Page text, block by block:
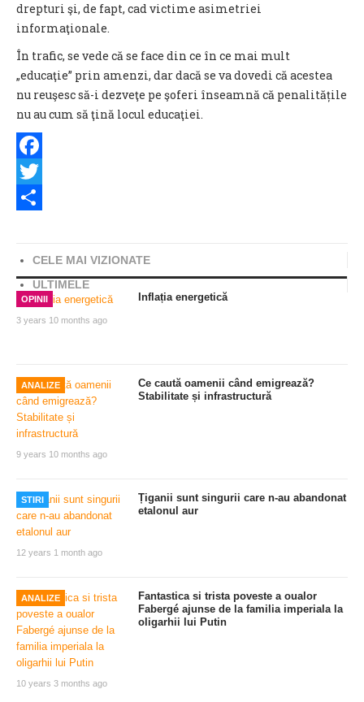
drepturi şi, de fapt, cad victime asimetriei
informaţionale.
În trafic, se vede că se face din ce în ce mai mult
„educaţie” prin amenzi, dar dacă se va dovedi că acestea
nu reuşesc să-i dezveţe pe şoferi înseamnă că penalitățile
nu au cum să ţină locul educaţiei.
Facebook
Twitter
CELE MAI VIZIONATE
ULTIMELE
OPINII
3 years 10 months ago
Inflația energetică
ANALIZE
9 years 10 months ago
Ce caută oamenii când emigrează?
Stabilitate și infrastructură
STIRI
12 years 1 month ago
Țiganii sunt singurii care n-au abandonat
etalonul aur
ANALIZE
10 years 3 months ago
Fantastica si trista poveste a oualor
Fabergé ajunse de la familia imperiala la
oligarhii lui Putin